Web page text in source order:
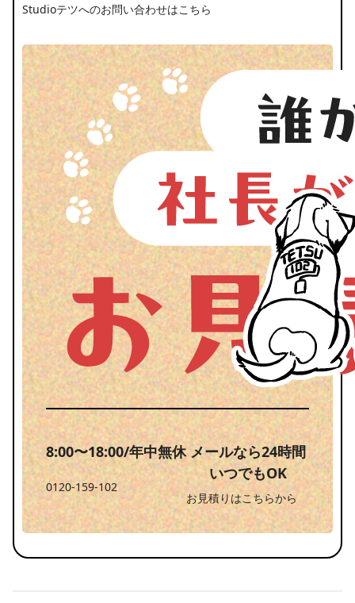
Studioテツへのお問い合わせはこちら
8:00〜18:00/年中無休
0120-159-102
メールなら24時間
いつでもOK
お見積りはこちらから